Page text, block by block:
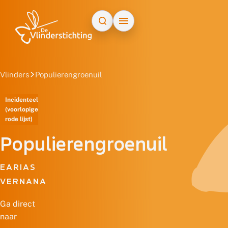
Vlinders Populierengroenuil
Incidenteel
(voorlopige
rode lijst)
Populierengroenuil
EARIAS
VERNANA
Ga direct
naar